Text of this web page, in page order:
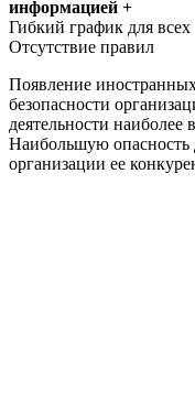
информацией +
Гибкий график для всех
Отсутствие правил
Появление
безопасности
деятельности наиболее
Наибольшую опасность
организации ее